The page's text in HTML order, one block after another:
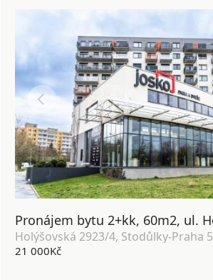
Holýšovská 2923/4, Stodůlky-Praha 5
21 000Kč